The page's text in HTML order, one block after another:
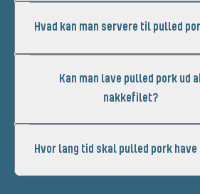
Hvad kan man servere til pulled
Kan man lave pulled pork ud
nakkefilet?
Hvor lang tid skal pulled pork have